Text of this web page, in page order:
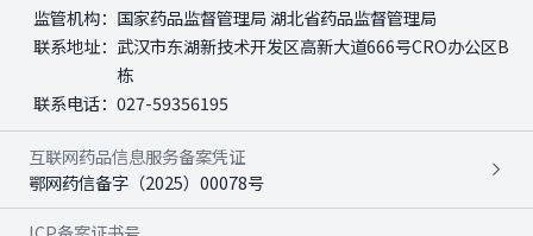
监管机构： 国家药品监督管理局 湖北省药品监督管理局
联系地址： 武汉市东湖新技术开发区高新大道666号CRO办公区B
栋
联系电话： 027-59356195
互联网药品信息服务备案凭证
鄂网药信备字（2025）00078号